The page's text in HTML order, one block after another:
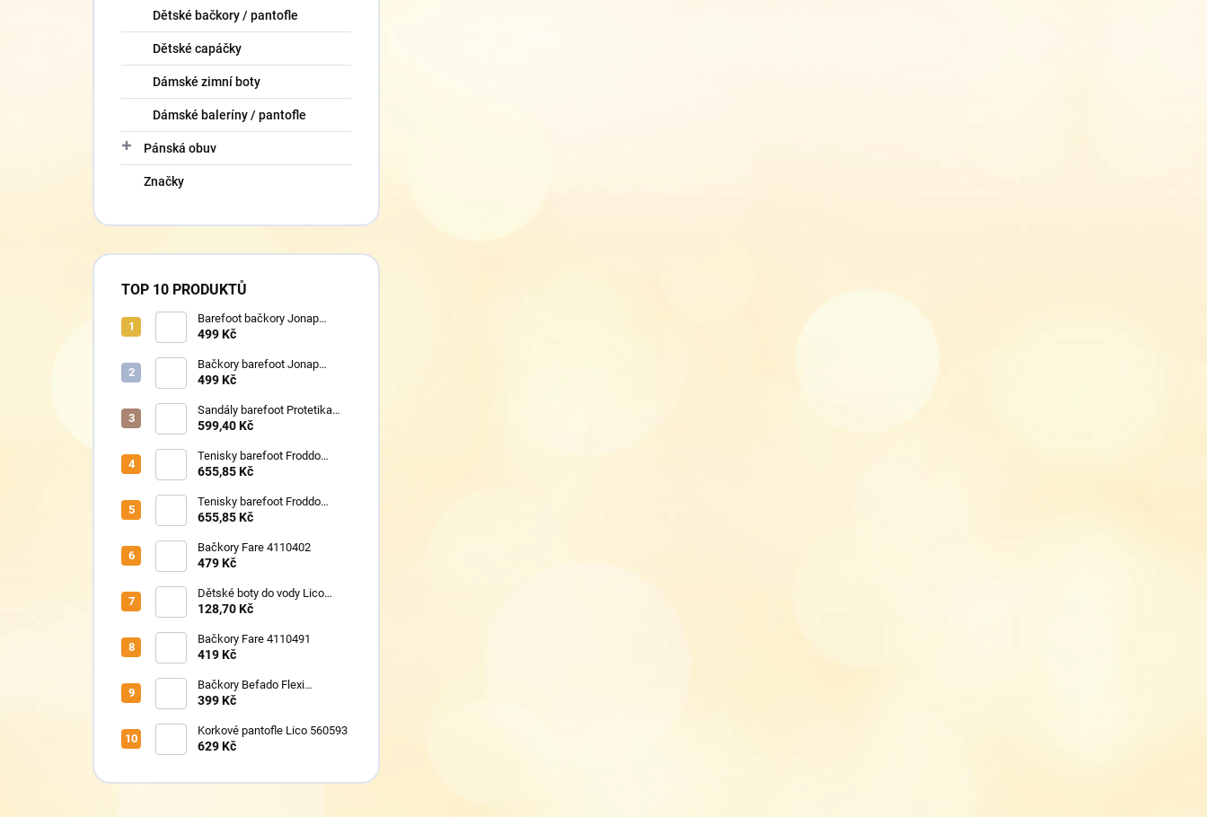
Dětské bačkory / pantofle
Dětské capáčky
Dámské zimní boty
Dámské baleríny / pantofle
Pánská obuv
Značky
TOP 10 PRODUKTŮ
Barefoot bačkory Jonap
Home New fialová kočička
499 Kč
Bačkory barefoot Jonap
Home New Police
499 Kč
Sandály barefoot Protetika
TAFI pink uni
599,40 Kč
Tenisky barefoot Froddo
G1700440-17 Mint
655,85 Kč
Tenisky barefoot Froddo
G1700440-8 Grey+
655,85 Kč
Bačkory Fare 4110402
479 Kč
Dětské boty do vody Lico
430124 růžové
128,70 Kč
Bačkory Fare 4110491
419 Kč
Bačkory Befado Flexi
627P023
399 Kč
Korkové pantofle Lico 560593
629 Kč